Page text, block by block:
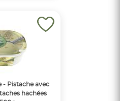
- Pistache avec
hachées